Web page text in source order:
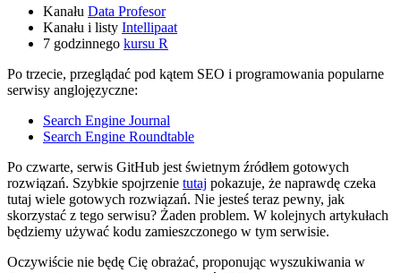
Kanału Data Profesor
Kanału i listy Intellipaat
7 godzinnego kursu R
Po trzecie, przeglądać pod kątem SEO i programowania popularne
serwisy anglojęzyczne:
Search Engine Journal
Search Engine Roundtable
Po czwarte, serwis GitHub jest świetnym źródłem gotowych
rozwiązań. Szybkie spojrzenie tutaj pokazuje, że naprawdę czeka
tutaj wiele gotowych rozwiązań. Nie jesteś teraz pewny, jak
skorzystać z tego serwisu? Żaden problem. W kolejnych artykułach
będziemy używać kodu zamieszczonego w tym serwisie.
Oczywiście nie będę Cię obrażać, proponując wyszukiwania w